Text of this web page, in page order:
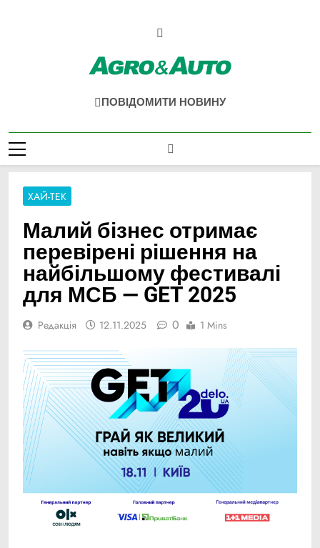
Agro & Auto
ПОВІДОМИТИ НОВИНУ
ХАЙ-ТЕК
Малий бізнес отримає
перевірені рішення на
найбільшому фестивалі
для МСБ — GET 2025
Редакція 12.11.2025 0 1 Mins